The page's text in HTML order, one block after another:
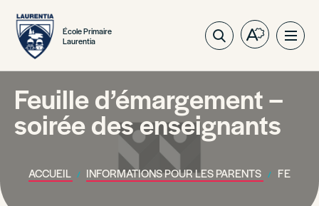
École Primaire
Laurentia
Ouvrez
barre
Feuille d’émargement –
soirée des enseignants
ACCUEIL INFORMATIONS POUR LES PARENTS